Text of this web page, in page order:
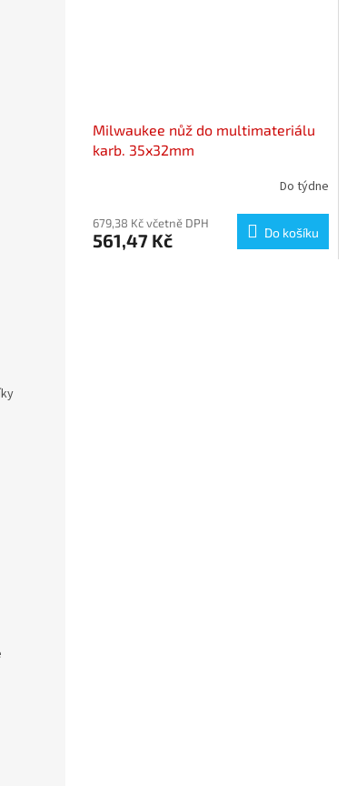
Milwaukee nůž do multimateriálu
karb. 35x32mm
Do týdne
679,38 Kč včetně DPH
561,47 Kč Do košíku